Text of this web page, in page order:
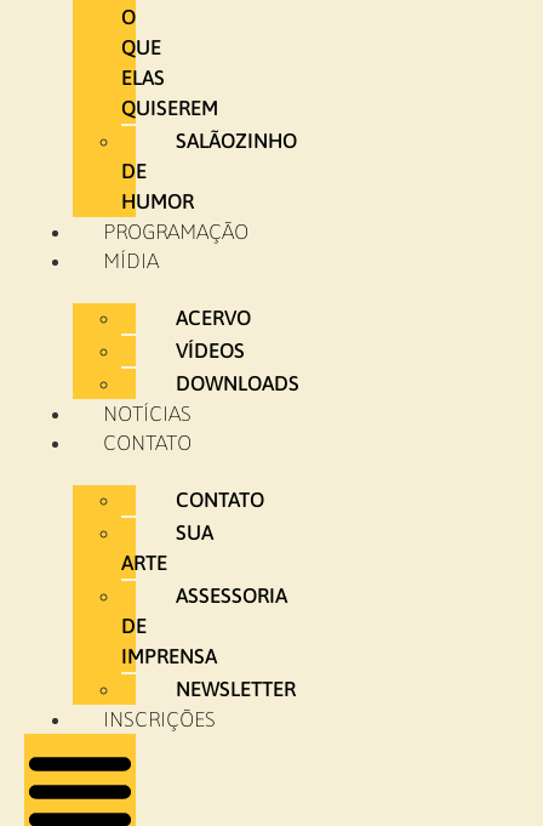
O
QUE
ELAS
QUISEREM
SALÃOZINHO
DE
HUMOR
PROGRAMAÇÃO
MÍDIA
ACERVO
VÍDEOS
DOWNLOADS
NOTÍCIAS
CONTATO
CONTATO
SUA
ARTE
ASSESSORIA
DE
IMPRENSA
NEWSLETTER
INSCRIÇÕES